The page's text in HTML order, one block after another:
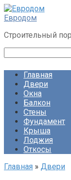
Перейти
к
Евродом
Строительный
Главная
Двери
Окна
Балкон
Стены
Фундамент
Крыша
Лоджия
Откосы
Главная » Двери